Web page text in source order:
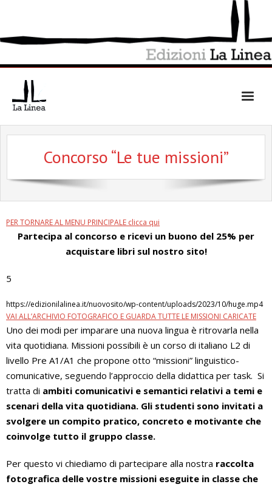
Concorso “Le tue missioni”
PER TORNARE AL MENU PRINCIPALE clicca qui
Partecipa al concorso e ricevi un buono del 25% per
acquistare libri sul nostro sito!
5
https://edizionilalinea.it/nuovosito/wp-content/uploads/2023/10/huge.mp4
VAI ALL’ARCHIVIO FOTOGRAFICO E GUARDA TUTTE LE MISSIONI CARICATE
Uno dei modi per imparare una nuova lingua è ritrovarla nella
vita quotidiana. Missioni possibili è un corso di italiano L2 di
livello Pre A1/A1 che propone otto “missioni” linguistico-
comunicative, seguendo l’approccio della didattica per task. Si
tratta di ambiti comunicativi e semantici relativi a temi e
scenari della vita quotidiana. Gli studenti sono invitati a
svolgere un compito pratico, concreto e motivante che
coinvolge tutto il gruppo classe.
Per questo vi chiediamo di partecipare alla nostra raccolta
fotografica delle vostre missioni eseguite in classe che